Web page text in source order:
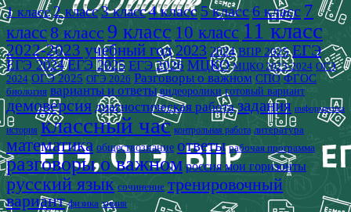
1 класс 2 класс3 класс4 класс 5 класс 6 класс 7
класс 8 класс 9 класс 10 класс 11 класс
2022-2023 учебный год 2023 2024 ВПР 2025 ЕГЭ
ЕГЭ 2024 ЕГЭ 2025 ЕГЭ 2026 МЦКО МЦКО 2023-2024 ОГЭ
2024 ОГЭ 2025 ОГЭ 2026 Разговоры о важном СПО ФГОС
биология варианты и ответы видеоролики готовый вариант
демоверсия диагностическая работа задания информатика
история классный час контрольная работа литература
математика обществознание ответы рабочая программа
разговоры о важном россия мои горизонты
русский язык сочинение тренировочный
вариант физика химия